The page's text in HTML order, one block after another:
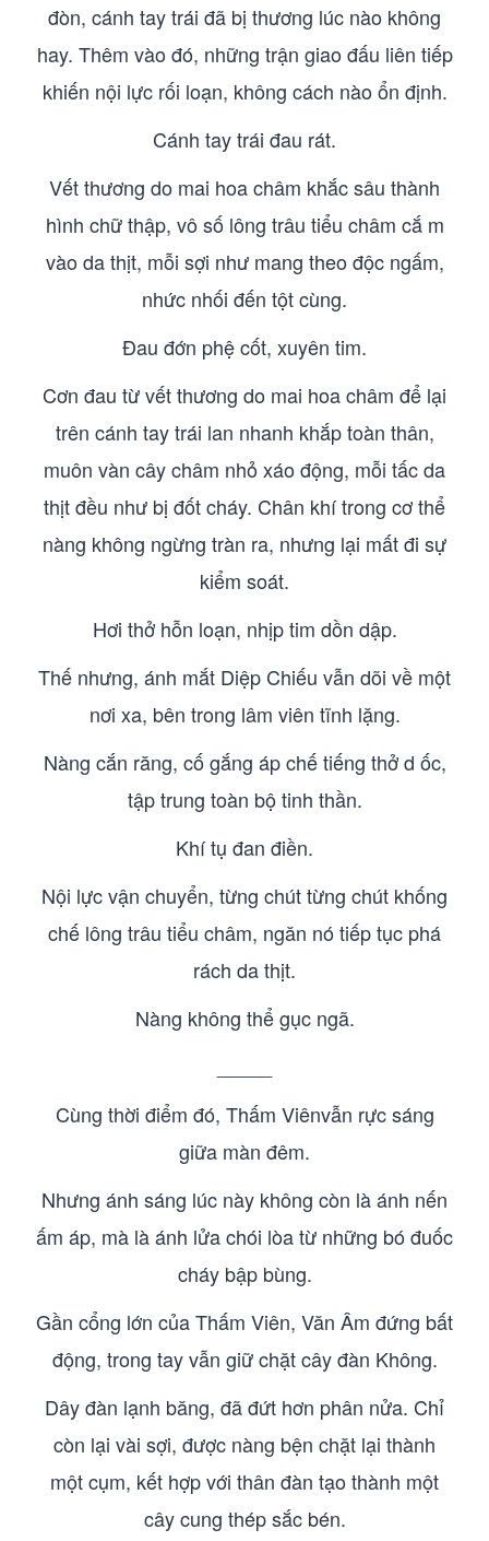
đòn, cánh tay trái đã bị thương lúc nào không
hay. Thêm vào đó, những trận giao đấu liên tiếp
khiến nội lực rối loạn, không cách nào ổn định.
Cánh tay trái đau rát.
Vết thương do mai hoa châm khắc sâu thành
hình chữ thập, vô số lông trâu tiểu châm cắ m
vào da thịt, mỗi sợi như mang theo độc ngấm,
nhức nhối đến tột cùng.
Đau đớn phệ cốt, xuyên tim.
Cơn đau từ vết thương do mai hoa châm để lại
trên cánh tay trái lan nhanh khắp toàn thân,
muôn vàn cây châm nhỏ xáo động, mỗi tấc da
thịt đều như bị đốt cháy. Chân khí trong cơ thể
nàng không ngừng tràn ra, nhưng lại mất đi sự
kiểm soát.
Hơi thở hỗn loạn, nhịp tim dồn dập.
Thế nhưng, ánh mắt Diệp Chiếu vẫn dõi về một
nơi xa, bên trong lâm viên tĩnh lặng.
Nàng cắn răng, cố gắng áp chế tiếng thở d ốc,
tập trung toàn bộ tinh thần.
Khí tụ đan điền.
Nội lực vận chuyển, từng chút từng chút khống
chế lông trâu tiểu châm, ngăn nó tiếp tục phá
rách da thịt.
Nàng không thể gục ngã.
Cùng thời điểm đó, Thấm Viênvẫn rực sáng
giữa màn đêm.
Nhưng ánh sáng lúc này không còn là ánh nến
ấm áp, mà là ánh lửa chói lòa từ những bó đuốc
cháy bập bùng.
Gần cổng lớn của Thấm Viên, Văn Âm đứng bất
động, trong tay vẫn giữ chặt cây đàn Không.
Dây đàn lạnh băng, đã đứt hơn phân nửa. Chỉ
còn lại vài sợi, được nàng bện chặt lại thành
một cụm, kết hợp với thân đàn tạo thành một
cây cung thép sắc bén.